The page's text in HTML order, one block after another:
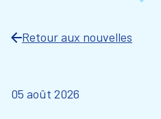
Retour aux nouvelles
05 août 2026